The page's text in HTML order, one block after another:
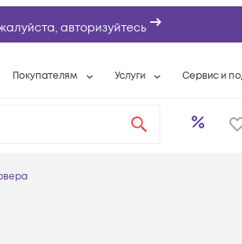
авторизуйтесь
Покупателям
Вопросы и ответы
Услуги
Расширенная гарантия
Сервис и
Разовые